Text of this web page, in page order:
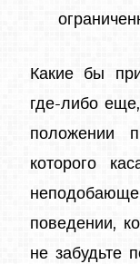
Какие бы
где-либо
положении
которого
поведении,
не забудьте